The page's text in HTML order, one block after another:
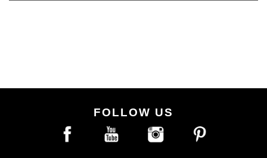
FOLLOW US